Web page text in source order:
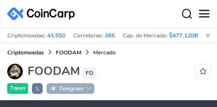
Criptomoedas:43,550 Corretoras:365 Cap. de Mercado:$477,120B Vol
Criptomoedas FOODAM Mercado
FOODAM FD
Token 𝕏 Telegram